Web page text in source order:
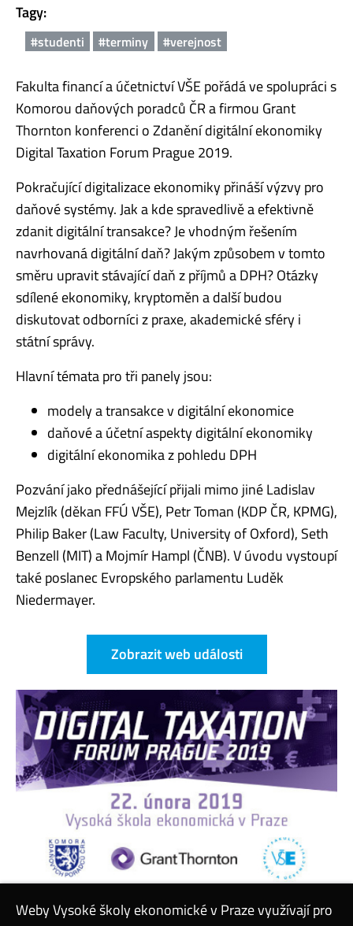
Tagy:
#studenti #terminy #verejnost
Fakulta financí a účetnictví VŠE pořádá ve spolupráci s
Komorou daňových poradců ČR a firmou Grant
Thornton konferenci o Zdanění digitální ekonomiky
Digital Taxation Forum Prague 2019.
Pokračující digitalizace ekonomiky přináší výzvy pro
daňové systémy. Jak a kde spravedlivě a efektivně
zdanit digitální transakce? Je vhodným řešením
navrhovaná digitální daň? Jakým způsobem v tomto
směru upravit stávající daň z příjmů a DPH? Otázky
sdílené ekonomiky, kryptoměn a další budou
diskutovat odborníci z praxe, akademické sféry i
státní správy.
Hlavní témata pro tři panely jsou:
modely a transakce v digitální ekonomice
daňové a účetní aspekty digitální ekonomiky
digitální ekonomika z pohledu DPH
Pozvání jako přednášející přijali mimo jiné Ladislav
Mejzlík (děkan FFÚ VŠE), Petr Toman (KDP ČR, KPMG),
Philip Baker (Law Faculty, University of Oxford), Seth
Benzell (MIT) a Mojmír Hampl (ČNB). V úvodu vystoupí
také poslanec Evropského parlamentu Luděk
Niedermayer.
Zobrazit web události
Weby Vysoké školy ekonomické v Praze využívají pro